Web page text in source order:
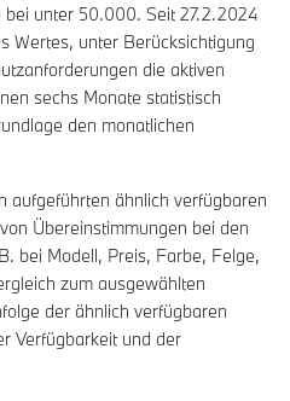
bei unter 50.000. Seit 27.2.2024
Wertes, unter Berücksichtigung
die aktiven
sechs Monate statistisch
den monatlichen
aufgeführten ähnlich verfügbaren
Übereinstimmungen bei den
bei Modell, Preis, Farbe, Felge,
zum ausgewählten
der ähnlich verfügbaren
Verfügbarkeit und der